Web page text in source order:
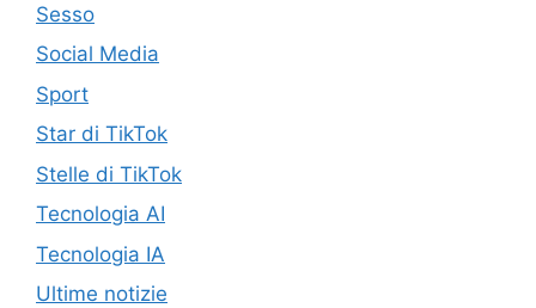
Sesso
Social Media
Sport
Star di TikTok
Stelle di TikTok
Tecnologia AI
Tecnologia IA
Ultime notizie